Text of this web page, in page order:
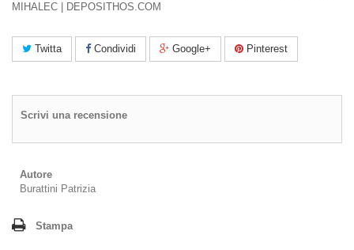
MIHALEC | DEPOSITHOS.COM
Twitta Condividi Google+ Pinterest
Scrivi una recensione
Autore
Burattini Patrizia
Stampa